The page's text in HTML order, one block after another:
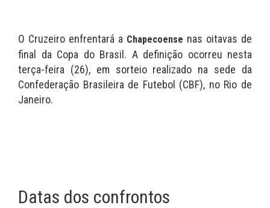
O Cruzeiro enfrentará a Chapecoense nas oitavas de
final da Copa do Brasil. A definição ocorreu nesta
terça-feira (26), em sorteio realizado na sede da
Confederação Brasileira de Futebol (CBF), no Rio de
Janeiro.
Datas dos confrontos